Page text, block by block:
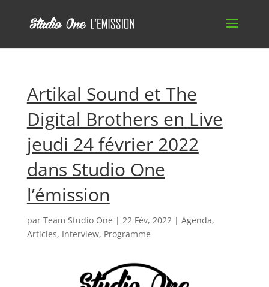
Artikal Sound et The
Digital Brothers en Live
jeudi 24 février 2022
dans Studio One
l’émission
par Team Studio One | 22 Fév, 2022| Agenda,
Articles, Interview, Programme